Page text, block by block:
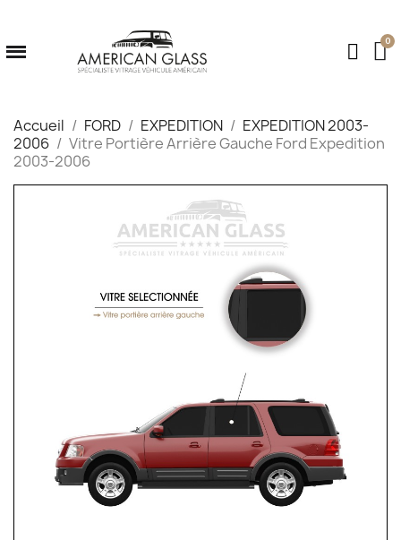
Accueil FORD EXPEDITION
EXPEDITION 2003-
2006
Vitre Portière Arrière Gauche Ford Expedition
2003-2006